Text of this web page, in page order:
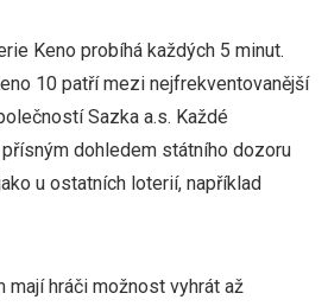
Keno probíhá každých 5 minut.
10 patří mezi nejfrekventovanější
Sazka a.s. Každé
dohledem státního dozoru
u ostatních loterií, například
mají hráči možnost vyhrát až